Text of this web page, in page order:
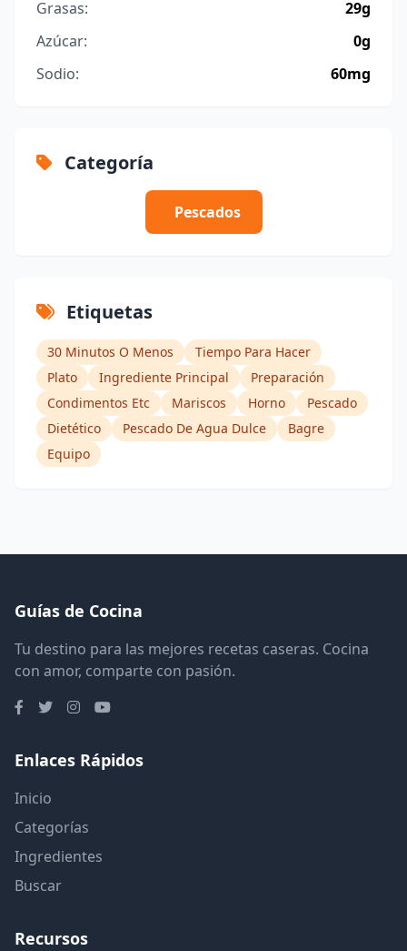
Grasas:
29g
Azúcar:
0g
Sodio:
60mg
Categoría
Pescados
Etiquetas
30 Minutos O Menos
Tiempo Para Hacer
Plato
Ingrediente Principal
Preparación
Condimentos Etc
Mariscos Horno
Pescado
Dietético
Pescado De Agua Dulce
Bagre
Equipo
Guías de Cocina
Tu destino para las mejores recetas caseras. Cocina
con amor, comparte con pasión.
Enlaces Rápidos
Inicio
Categorías
Ingredientes
Buscar
Recursos